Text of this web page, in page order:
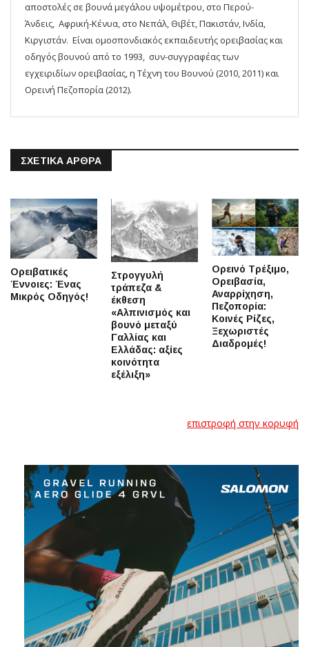
αποστολές σε βουνά μεγάλου υψομέτρου, στο Περού-
Άνδεις, Αφρική-Κένυα, στο Νεπάλ, Θιβέτ, Πακιστάν, Ινδία,
Κιργιστάν. Είναι ομοσπονδιακός εκπαιδευτής ορειβασίας και
οδηγός βουνού από το 1993, συν-συγγραφέας των
εγχειριδίων ορειβασίας, η Τέχνη του Βουνού (2010, 2011) και
Ορεινή Πεζοπορία (2012).
ΣΧΕΤΙΚΆ ΆΡΘΡΑ
Ορειβατικές
Έννοιες: Ένας
Μικρός Οδηγός!
Στρογγυλή
τράπεζα &
έκθεση
«Αλπινισμός και
βουνό μεταξύ
Γαλλίας και
Ελλάδας: αξίες
κοινότητα
εξέλιξη»
Ορεινό Τρέξιμο,
Ορειβασία,
Αναρρίχηση,
Πεζοπορία:
Κοινές Ρίζες,
Ξεχωριστές
Διαδρομές!
επιστροφή στην κορυφή